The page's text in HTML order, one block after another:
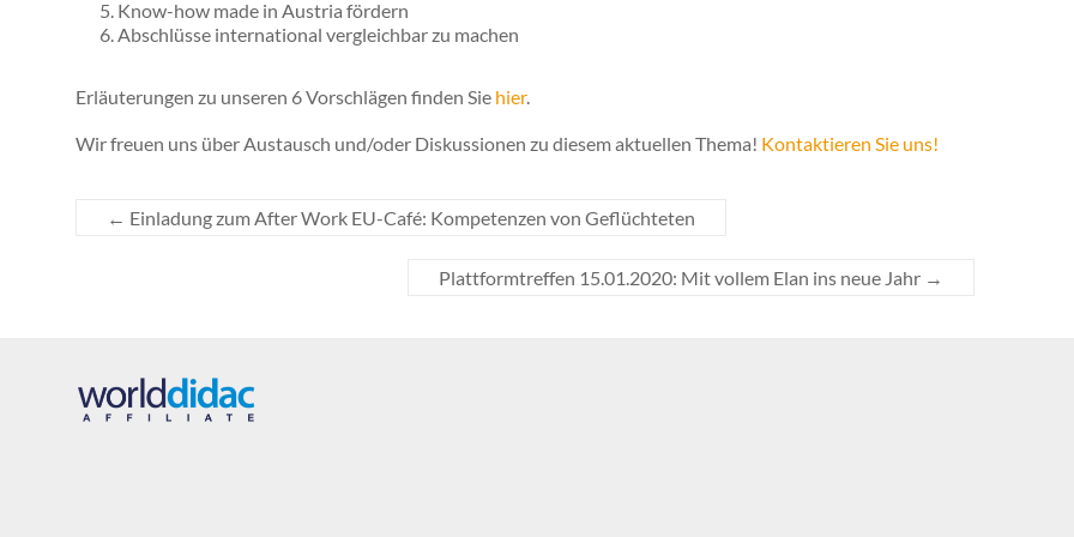
Know-how made in Austria fördern
Abschlüsse international vergleichbar zu machen
Erläuterungen zu unseren 6 Vorschlägen finden Sie hier.
Wir freuen uns über Austausch und/oder Diskussionen zu diesem aktuellen Thema! Kontaktieren Sie uns!
← Einladung zum After Work EU-Café: Kompetenzen von Geflüchteten
Plattformtreffen 15.01.2020: Mit vollem Elan ins neue Jahr →